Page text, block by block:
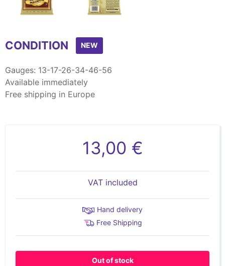
of
CONDITION NEW
Gauges: 13-17-26-34-46-56
Available immediately
Free shipping in Europe
13,00 €
VAT included
Hand delivery
Free Shipping
Out of stock